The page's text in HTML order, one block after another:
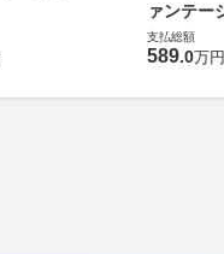
ァンテー
支払総額
589.0万円